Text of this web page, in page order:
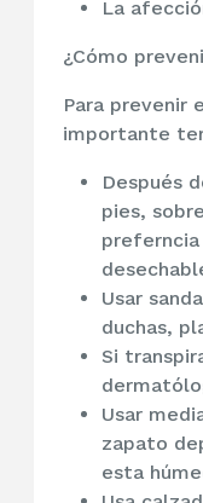
La
¿Cómo
Para prevenir
importante
Después
pies,
Usar
duchas,
Si
Usar
zapato
esta